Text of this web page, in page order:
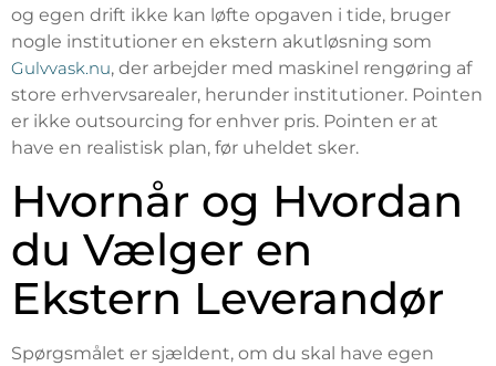
og egen drift ikke kan løfte opgaven i tide, bruger
nogle institutioner en ekstern akutløsning som
Gulvvask.nu, der arbejder med maskinel rengøring af
store erhvervsarealer, herunder institutioner. Pointen
er ikke outsourcing for enhver pris. Pointen er at
have en realistisk plan, før uheldet sker.
Hvornår og Hvordan
du Vælger en
Ekstern Leverandør
Spørgsmålet er sjældent, om du skal have egen